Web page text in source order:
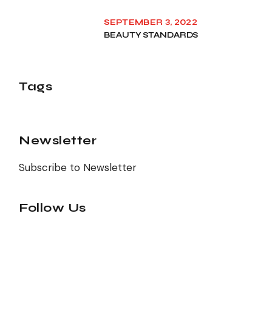
SEPTEMBER 3, 2022
BEAUTY STANDARDS
Tags
Newsletter
Subscribe to Newsletter
Follow Us